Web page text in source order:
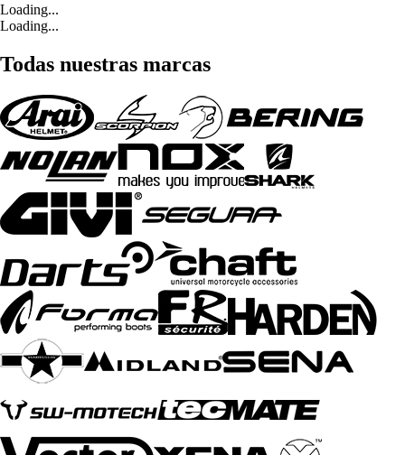
Loading...
Loading...
Todas nuestras marcas